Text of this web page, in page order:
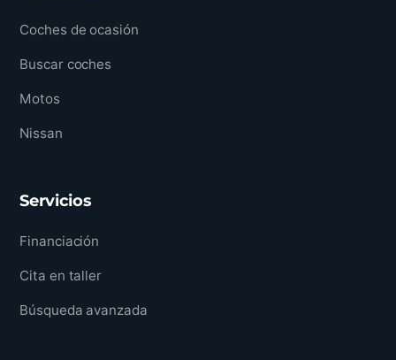
Coches de ocasión
Buscar coches
Motos
Nissan
Servicios
Financiación
Cita en taller
Búsqueda avanzada